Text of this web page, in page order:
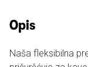
Opis
Naša fleksibilna